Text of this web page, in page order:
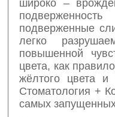
широко –
подверженные
легко
повышенной
цвета, как
жёлтого цвета
Стоматология +
самых